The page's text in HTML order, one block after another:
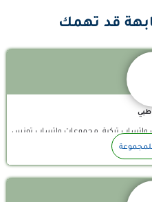
قد تهمك
طبي
واتساب تركية, مجموعات